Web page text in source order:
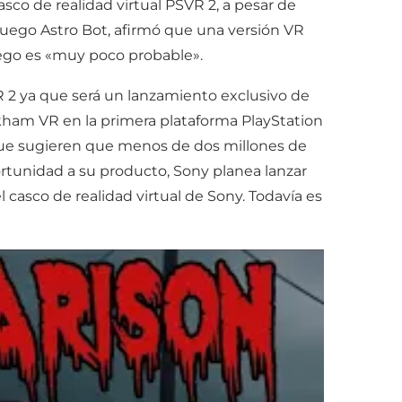
de realidad virtual PSVR 2, a pesar de
Astro Bot, afirmó que una versión VR
es «muy poco probable».
ya que será un lanzamiento exclusivo de
VR en la primera plataforma PlayStation
sugieren que menos de dos millones de
a su producto, Sony planea lanzar
de realidad virtual de Sony. Todavía es